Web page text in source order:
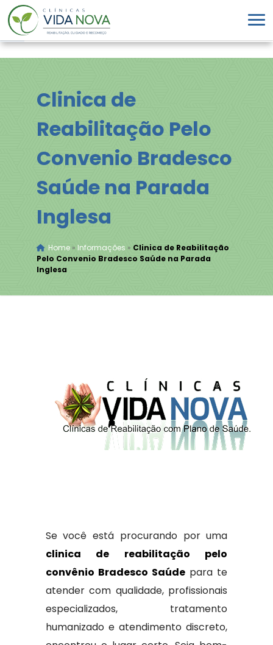
Clinica de
Reabilitação Pelo
Convenio Bradesco
Saúde na Parada
Inglesa
Home» Informações » Clinica de Reabilitação
Pelo Convenio Bradesco Saúde na Parada
Inglesa
Se você está procurando por uma
clinica de reabilitação pelo
convênio Bradesco Saúde para te
atender com qualidade, profissionais
especializados, tratamento
humanizado e atendimento discreto,